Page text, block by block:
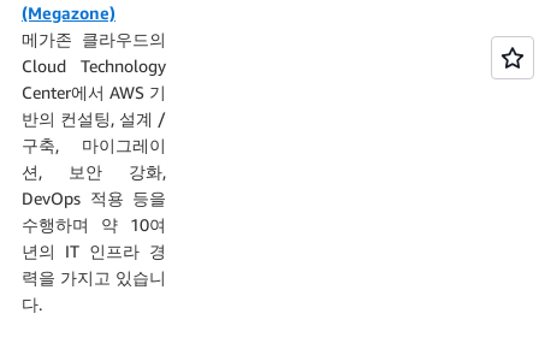
(Megazone)
메가존 클라우드의
Cloud Technology
Center에서 AWS 기
반의 컨설팅, 설계 /
구축, 마이그레이
션, 보안 강화,
DevOps 적용 등을
수행하며 약 10여
년의 IT 인프라 경
력을 가지고 있습니
다.